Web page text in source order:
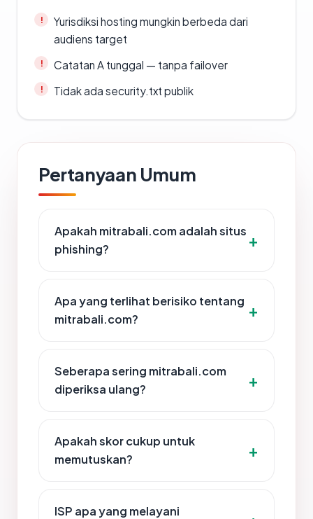
Yurisdiksi hosting mungkin berbeda dari
audiens target
Catatan A tunggal — tanpa failover
Tidak ada security.txt publik
Pertanyaan Umum
Apakah mitrabali.com adalah situs
phishing?
Apa yang terlihat berisiko tentang
mitrabali.com?
Seberapa sering mitrabali.com
diperiksa ulang?
Apakah skor cukup untuk
memutuskan?
ISP apa yang melayani